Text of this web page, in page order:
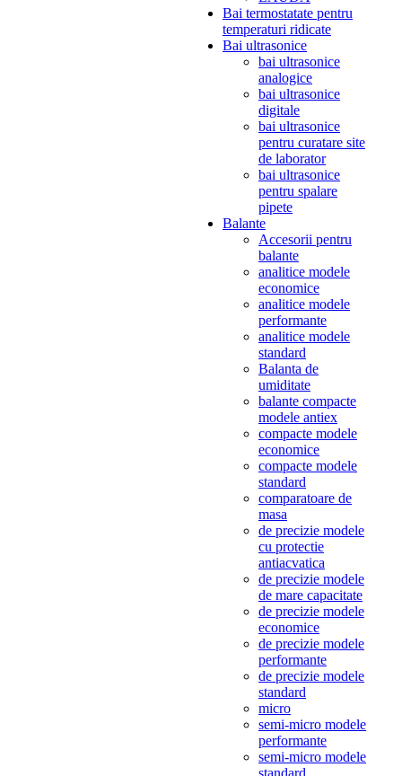
Bai termostatate pentru
temperaturi ridicate
Bai ultrasonice
bai ultrasonice
analogice
bai ultrasonice
digitale
bai ultrasonice
pentru curatare site
de laborator
bai ultrasonice
pentru spalare
pipete
Balante
Accesorii pentru
balante
analitice modele
economice
analitice modele
performante
analitice modele
standard
Balanta de
umiditate
balante compacte
modele antiex
compacte modele
economice
compacte modele
standard
comparatoare de
masa
de precizie modele
cu protectie
antiacvatica
de precizie modele
de mare capacitate
de precizie modele
economice
de precizie modele
performante
de precizie modele
standard
micro
semi-micro modele
performante
semi-micro modele
standard